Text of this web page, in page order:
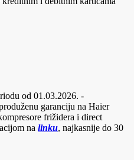
od 01.03.2026. -
garanciju na Haier
frižidera i direct
na linku, najkasnije do 30